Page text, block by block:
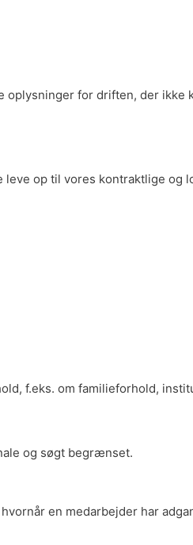
oplysninger for driften, der
op til vores kontraktlige
f.eks. om familieforhold,
og søgt begrænset.
en medarbejder har